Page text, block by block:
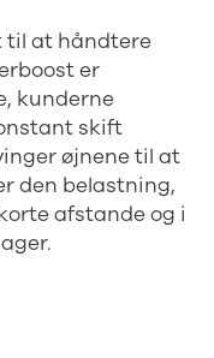
til at håndtere
er
kunderne
skift
øjnene til at
den belastning,
afstande og i